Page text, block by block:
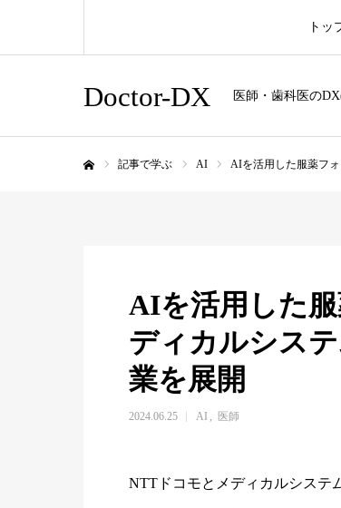
Doctor-DX 医師・歯科医の
トッ
記事で学ぶ AI AIを活用した服薬フ
AIを活用した
ディカルシス
業を展開
2024.06.25 AI 医師
NTTドコモとメディカルシステ